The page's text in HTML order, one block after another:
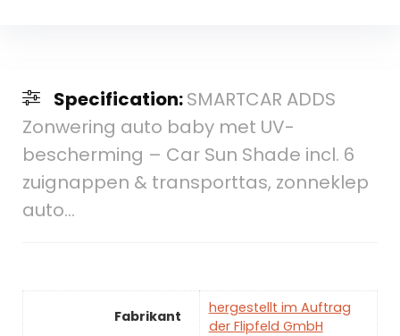
Specification:SMARTCAR ADDS
Zonwering auto baby met UV-
bescherming – Car Sun Shade incl. 6
zuignappen & transporttas, zonneklep
auto…
Fabrikant
hergestellt im Auftrag
der Flipfeld GmbH